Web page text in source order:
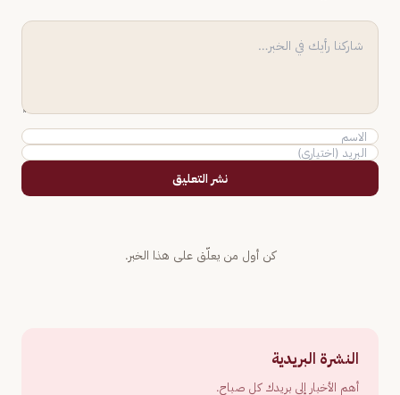
نشر التعليق
كن أول من يعلّق على هذا الخبر.
النشرة البريدية
أهم الأخبار إلى بريدك كل صباح.